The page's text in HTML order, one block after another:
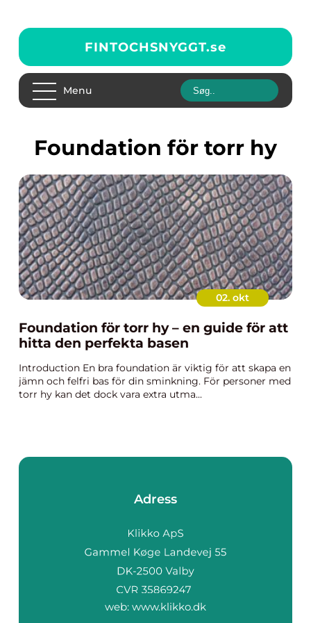
FINTOCHSNYGGT.se
Menu
foundation för torr hy
02. okt
Foundation för torr hy – en guide för att
hitta den perfekta basen
Introduction En bra foundation är viktig för att skapa en
jämn och felfri bas för din sminkning. För personer med
torr hy kan det dock vara extra utma...
Adress
web: www.klikko.dk